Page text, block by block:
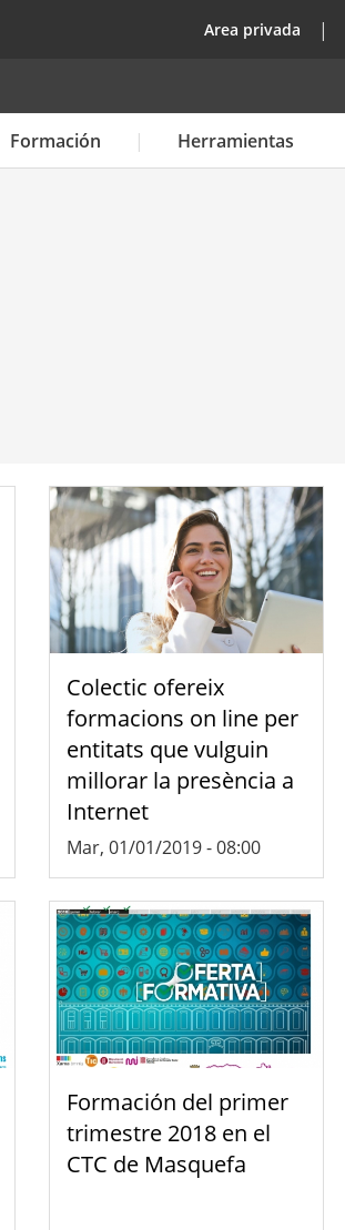
top
Area privada
Formación Herramientas
Colectic ofereix
formacions on line per
entitats que vulguin
millorar la presència a
Internet
Mar, 01/01/2019 - 08:00
Formación del primer
trimestre 2018 en el
CTC de Masquefa